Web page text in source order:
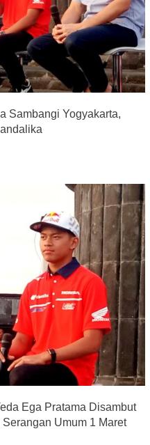
Sambangi Yogyakarta,
Ega Pratama Disambut
Umum 1 Maret